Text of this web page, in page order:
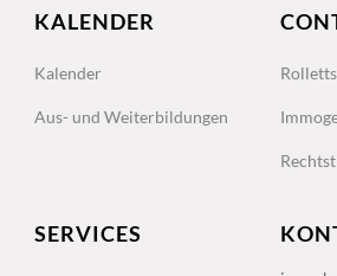
KALENDER
Kalender
Aus- und Weiterbildungen
SERVICES